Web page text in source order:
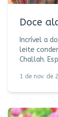
Doce
Incrível a
leite
Challah.
em alegria. E assim a gente vai transformando picolé
Aconchego
1 de nov. de